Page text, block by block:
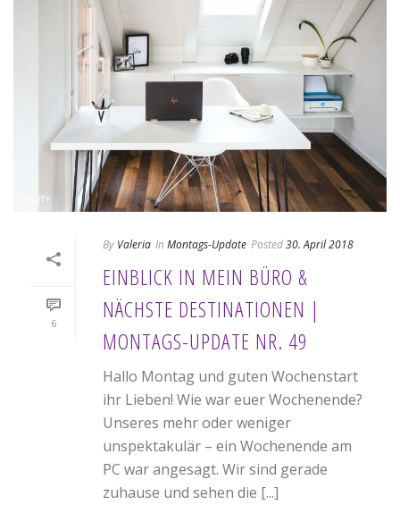
6
By Valeria In Montags-Update Posted30. April 2018
EINBLICK IN MEIN BÜRO &
NÄCHSTE DESTINATIONEN |
MONTAGS-UPDATE NR. 49
Hallo Montag und guten Wochenstart
ihr Lieben! Wie war euer Wochenende?
Unseres mehr oder weniger
unspektakulär – ein Wochenende am
PC war angesagt. Wir sind gerade
zuhause und sehen die [...]